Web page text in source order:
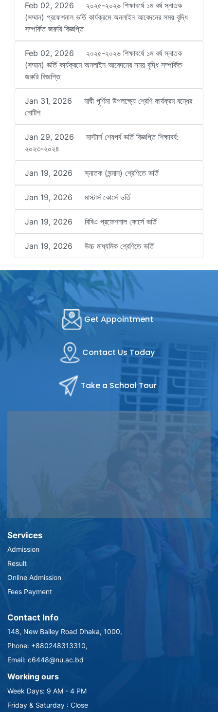
Feb 02, 2026
২০২৫-২০২৬ শিক্ষাবর্ষে ১ম বর্ষ স্নাতক
(সম্মান) প্রফেশনাল ভর্তি কার্যক্রমে অনলাইন আবেদনের সময় বৃদ্ধি
সম্পর্কিত জরুরি বিজ্ঞপ্তি
Feb 02, 2026
২০২৫-২০২৬ শিক্ষাবর্ষে ১ম বর্ষ স্নাতক
(সম্মান) ভর্তি কার্যক্রমে অনলাইন আবেদনের সময় বৃদ্ধি সম্পর্কিত
জরুরি বিজ্ঞপ্তি
Jan 31, 2026
মাঘী পূর্ণিমা উপলক্ষ্যে শ্রেণি কার্যক্রম বন্ধের
নোটিশ
Jan 29, 2026
মাস্টার্স শেষপর্ব ভর্তি বিজ্ঞপ্তি শিক্ষাবর্ষ:
২০২৩-২০২৪
Jan 19, 2026 স্নাতক (সন্মান) শ্রেণিতে ভর্তি
Jan 19, 2026 মাস্টার্স কোর্সে ভর্তি
Jan 19, 2026 বিবিএ প্রফেশনাল কোর্সে ভর্তি
Jan 19, 2026 উচ্চ মাধ্যমিক শ্রেণিতে ভর্তি
Get Appointment
Contact Us Today
Take a School Tour
Services
Admission
Result
Online Admission
Fees Payment
Contact Info
148, New Bailey Road Dhaka, 1000,
Phone: +880248313310,
Email: c6448@nu.ac.bd
Working ours
Week Days: 9 AM - 4 PM
Friday & Saturday : Close